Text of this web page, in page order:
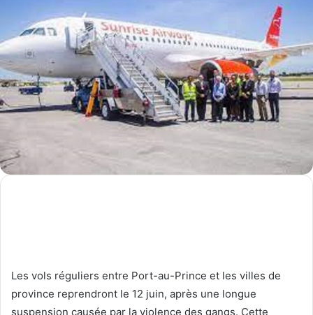
Les vols réguliers entre Port-au-Prince et les villes de
province reprendront le 12 juin, après une longue
suspension causée par la violence des gangs. Cette